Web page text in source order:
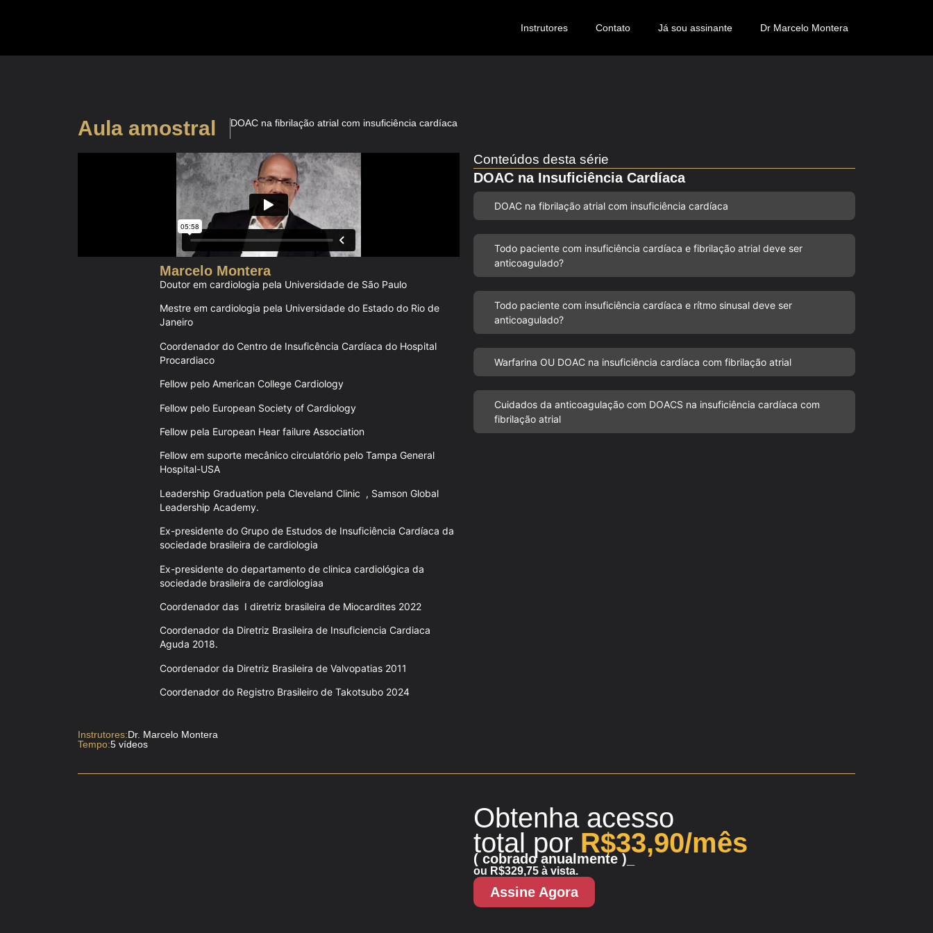
Instrutores Contato Já sou assinante Dr Marcelo Montera
Aula amostral DOAC na fibrilação atrial com insuficiência cardíaca
Marcelo Montera
Doutor em cardiologia pela Universidade de São Paulo
Mestre em cardiologia pela Universidade do Estado do Rio de
Janeiro
Coordenador do Centro de Insuficência Cardíaca do Hospital
Procardiaco
Fellow pelo American College Cardiology
Fellow pelo European Society of Cardiology
Fellow pela European Hear failure Association
Fellow em suporte mecânico circulatório pelo Tampa General
Hospital-USA
Leadership Graduation pela Cleveland Clinic , Samson Global
Leadership Academy.
Ex-presidente do Grupo de Estudos de Insuficiência Cardíaca da
sociedade brasileira de cardiologia
Ex-presidente do departamento de clinica cardiológica da
sociedade brasileira de cardiologiaa
Coordenador das I diretriz brasileira de Miocardites 2022
Coordenador da Diretriz Brasileira de Insuficiencia Cardiaca
Aguda 2018.
Coordenador da Diretriz Brasileira de Valvopatias 2011
Coordenador do Registro Brasileiro de Takotsubo 2024
Conteúdos desta série
DOAC na Insuficiência Cardíaca
DOAC na fibrilação atrial com insuficiência cardíaca
Todo paciente com insuficiência cardíaca e fibrilação atrial deve ser
anticoagulado?
Todo paciente com insuficiência cardíaca e rítmo sinusal deve ser
anticoagulado?
Warfarina OU DOAC na insuficiência cardíaca com fibrilação atrial
Cuidados da anticoagulação com DOACS na insuficiência cardíaca com
fibrilação atrial
Instrutores:Dr. Marcelo Montera
Tempo:5 vídeos
Obtenha acesso
total por R$33,90/mês
( cobrado anualmente )_
ou R$329,75 à vista.
Assine Agora